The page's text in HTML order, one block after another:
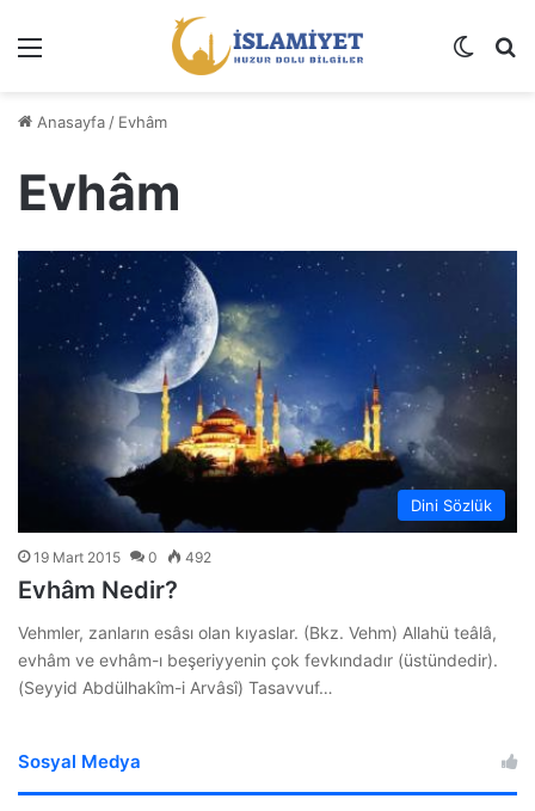
Dış
Anasayfa / Evhâm
Evhâm
Dini Sözlük
19 Mart 2015 0 492
Evhâm Nedir?
Vehmler, zanların esâsı olan kıyaslar. (Bkz. Vehm) Allahü teâlâ,
evhâm ve evhâm-ı beşeriyyenin çok fevkındadır (üstündedir).
(Seyyid Abdülhakîm-i Arvâsî) Tasavvuf…
Sosyal Medya